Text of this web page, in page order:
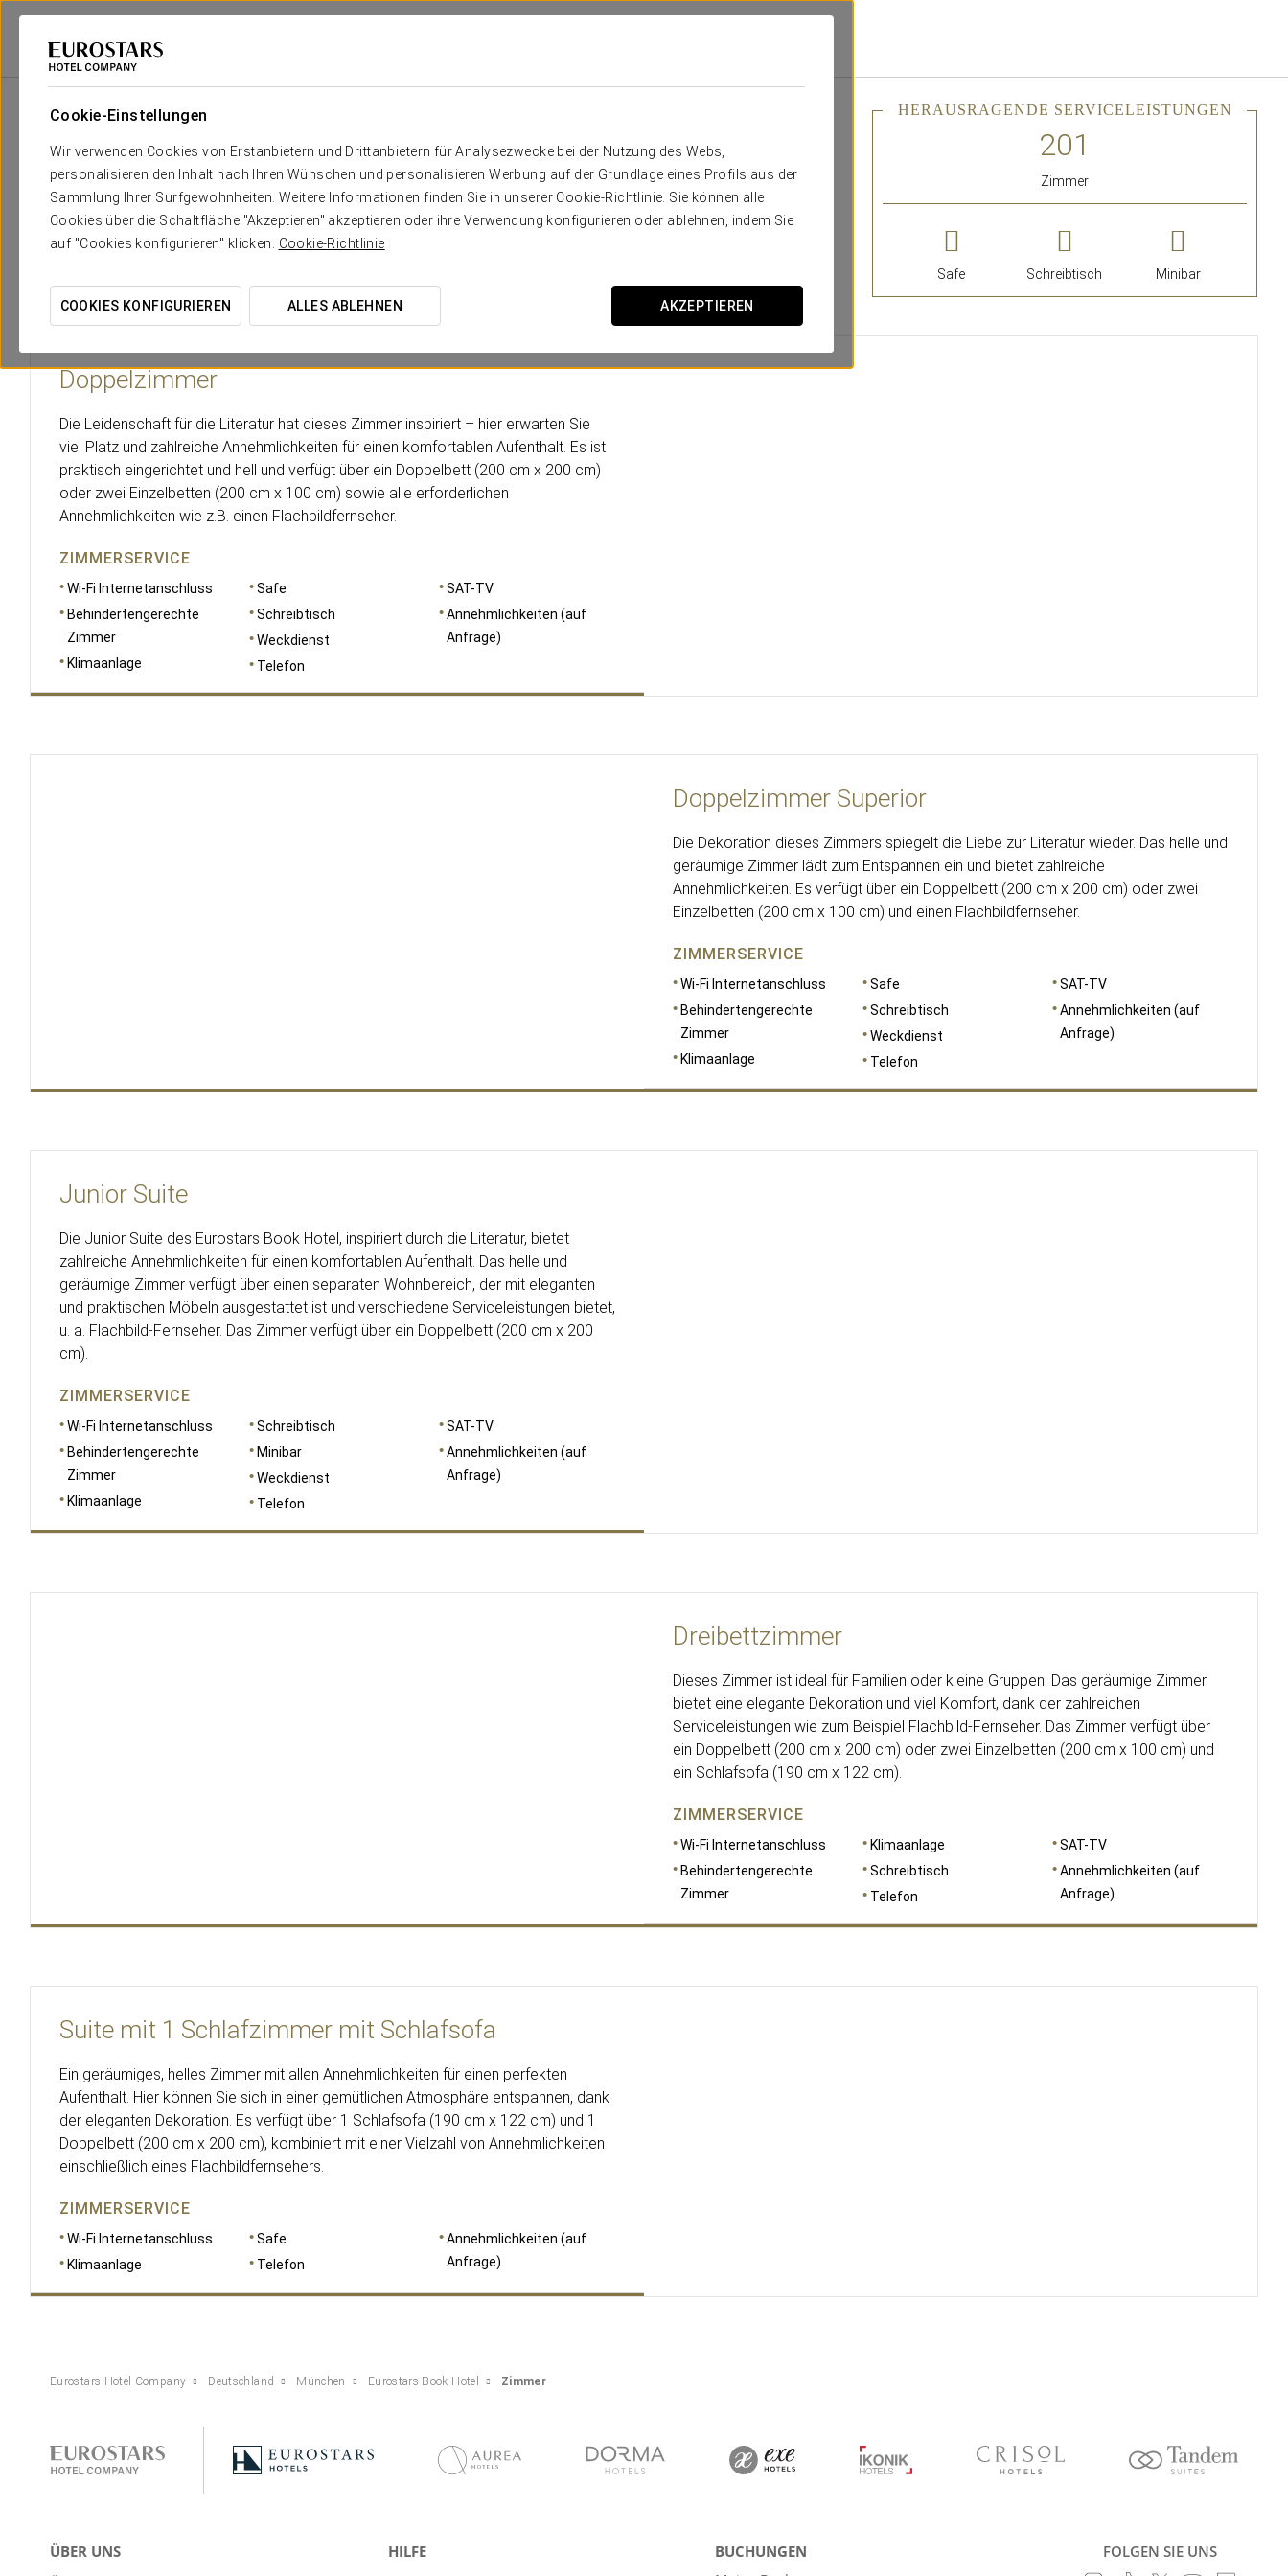
Cookie-Einstellungen
Wir verwenden Cookies von Erstanbietern und Drittanbietern für Analysezwecke bei der Nutzung des Webs,
personalisieren den Inhalt nach Ihren Wünschen und personalisieren Werbung auf der Grundlage eines Profils aus der
Sammlung Ihrer Surfgewohnheiten. Weitere Informationen finden Sie in unserer Cookie-Richtlinie. Sie können alle
Cookies über die Schaltfläche "Akzeptieren" akzeptieren oder ihre Verwendung konfigurieren oder ablehnen, indem Sie
auf "Cookies konfigurieren" klicken. Cookie-Richtlinie
COOKIES KONFIGURIEREN ALLES ABLEHNEN AKZEPTIEREN
Eurostars Hotel Company
Der Komfort und die Erholung, die Sie brauchen
Das Eurostars Book Hotel verfügt über 201 Zimmer, alle geräumig und hell und mit ausgezeichneter Inneneinrichtung
und modernstem Komfort ausgestattet. Das Hotel verfügt über 8 Suiten, die für längere Aufenthalte, Familienreisen
und für kleinere Versammlungen auf dem Zimmer ideal sind.
HERAUSRAGENDE SERVICELEISTUNGEN
Zimmer
Safe Schreibtisch Minibar
Doppelzimmer
Die Leidenschaft für die Literatur hat dieses Zimmer inspiriert – hier erwarten Sie
viel Platz und zahlreiche Annehmlichkeiten für einen komfortablen Aufenthalt. Es ist
praktisch eingerichtet und hell und verfügt über ein Doppelbett (200 cm x 200 cm)
oder zwei Einzelbetten (200 cm x 100 cm) sowie alle erforderlichen
Annehmlichkeiten wie z.B. einen Flachbildfernseher.
ZIMMERSERVICE
Wi-Fi Internetanschluss
Behindertengerechte
Zimmer
Klimaanlage
Safe
Schreibtisch
Weckdienst
Telefon
SAT-TV
Annehmlichkeiten (auf
Anfrage)
Doppelzimmer Superior
Die Dekoration dieses Zimmers spiegelt die Liebe zur Literatur wieder. Das helle und
geräumige Zimmer lädt zum Entspannen ein und bietet zahlreiche
Annehmlichkeiten. Es verfügt über ein Doppelbett (200 cm x 200 cm) oder zwei
Einzelbetten (200 cm x 100 cm) und einen Flachbildfernseher.
ZIMMERSERVICE
Wi-Fi Internetanschluss
Behindertengerechte
Zimmer
Klimaanlage
Safe
Schreibtisch
Weckdienst
Telefon
SAT-TV
Annehmlichkeiten (auf
Anfrage)
Junior Suite
Die Junior Suite des Eurostars Book Hotel, inspiriert durch die Literatur, bietet
zahlreiche Annehmlichkeiten für einen komfortablen Aufenthalt. Das helle und
geräumige Zimmer verfügt über einen separaten Wohnbereich, der mit eleganten
und praktischen Möbeln ausgestattet ist und verschiedene Serviceleistungen bietet,
u. a. Flachbild-Fernseher. Das Zimmer verfügt über ein Doppelbett (200 cm x 200
cm).
ZIMMERSERVICE
Wi-Fi Internetanschluss
Behindertengerechte
Zimmer
Klimaanlage
Schreibtisch
Minibar
Weckdienst
Telefon
SAT-TV
Annehmlichkeiten (auf
Anfrage)
Dreibettzimmer
Dieses Zimmer ist ideal für Familien oder kleine Gruppen. Das geräumige Zimmer
bietet eine elegante Dekoration und viel Komfort, dank der zahlreichen
Serviceleistungen wie zum Beispiel Flachbild-Fernseher. Das Zimmer verfügt über
ein Doppelbett (200 cm x 200 cm) oder zwei Einzelbetten (200 cm x 100 cm) und
ein Schlafsofa (190 cm x 122 cm).
ZIMMERSERVICE
Wi-Fi Internetanschluss
Behindertengerechte
Zimmer
Klimaanlage
Schreibtisch
Telefon
SAT-TV
Annehmlichkeiten (auf
Anfrage)
Suite mit 1 Schlafzimmer mit Schlafsofa
Ein geräumiges, helles Zimmer mit allen Annehmlichkeiten für einen perfekten
Aufenthalt. Hier können Sie sich in einer gemütlichen Atmosphäre entspannen, dank
der eleganten Dekoration. Es verfügt über 1 Schlafsofa (190 cm x 122 cm) und 1
Doppelbett (200 cm x 200 cm), kombiniert mit einer Vielzahl von Annehmlichkeiten
einschließlich eines Flachbildfernsehers.
ZIMMERSERVICE
Wi-Fi Internetanschluss
Klimaanlage
Safe
Telefon
Annehmlichkeiten (auf
Anfrage)
Eurostars Hotel Company Deutschland München Eurostars Book Hotel Zimmer
ÜBER UNS
HILFE
BUCHUNGEN
FOLGEN SIE UNS